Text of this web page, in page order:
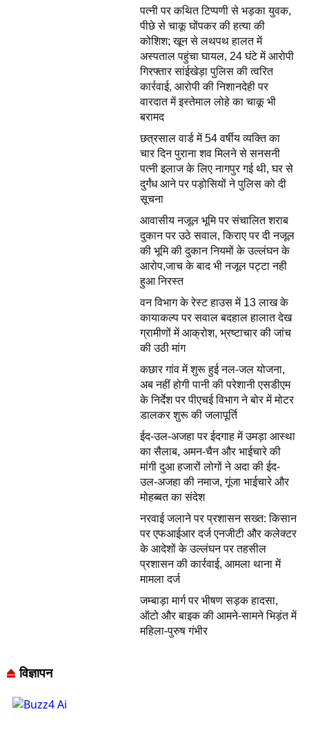
पत्नी पर कथित टिप्पणी से भड़का युवक,
पीछे से चाकू घोंपकर की हत्या की
कोशिश; खून से लथपथ हालत में
अस्पताल पहुंचा घायल, 24 घंटे में आरोपी
गिरफ्तार सांईखेड़ा पुलिस की त्वरित
कार्रवाई, आरोपी की निशानदेही पर
वारदात में इस्तेमाल लोहे का चाकू भी
बरामद
छत्रसाल वार्ड में 54 वर्षीय व्यक्ति का
चार दिन पुराना शव मिलने से सनसनी
पत्नी इलाज के लिए नागपुर गई थी, घर से
दुर्गंध आने पर पड़ोसियों ने पुलिस को दी
सूचना
आवासीय नजूल भूमि पर संचालित शराब
दुकान पर उठे सवाल, किराए पर दी नजूल
की भूमि की दुकान नियमों के उल्लंघन के
आरोप,जाच के बाद भी नजूल पट्टा नही
हुआ निरस्त
वन विभाग के रेस्ट हाउस में 13 लाख के
कायाकल्प पर सवाल बदहाल हालात देख
ग्रामीणों में आक्रोश, भ्रष्टाचार की जांच
की उठी मांग
कछार गांव में शुरू हुई नल-जल योजना,
अब नहीं होगी पानी की परेशानी एसडीएम
के निर्देश पर पीएचई विभाग ने बोर में मोटर
डालकर शुरू की जलापूर्ति
ईद-उल-अजहा पर ईदगाह में उमड़ा आस्था
का सैलाब, अमन-चैन और भाईचारे की
मांगी दुआ हजारों लोगों ने अदा की ईद-
उल-अजहा की नमाज, गूंजा भाईचारे और
मोहब्बत का संदेश
नरवाई जलाने पर प्रशासन सख्त: किसान
पर एफआईआर दर्ज एनजीटी और कलेक्टर
के आदेशों के उल्लंघन पर तहसील
प्रशासन की कार्रवाई, आमला थाना में
मामला दर्ज
जम्बाड़ा मार्ग पर भीषण सड़क हादसा,
ऑटो और बाइक की आमने-सामने भिड़ंत में
महिला-पुरुष गंभीर
विज्ञापन